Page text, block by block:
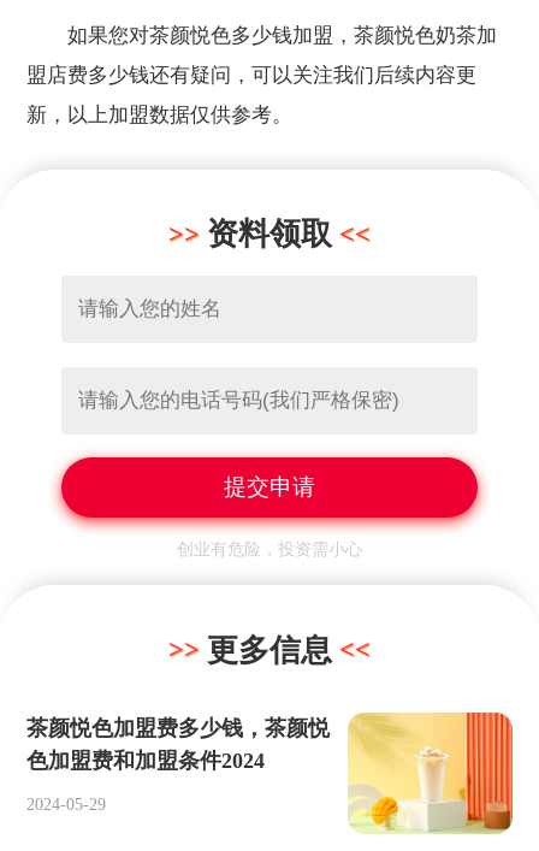
如果您对茶颜悦色多少钱加盟，茶颜悦色奶茶加
盟店费多少钱还有疑问，可以关注我们后续内容更
新，以上加盟数据仅供参考。
资料领取
创业有危险，投资需小心
更多信息
茶颜悦色加盟费多少钱，茶颜悦
色加盟费和加盟条件2024
2024-05-29